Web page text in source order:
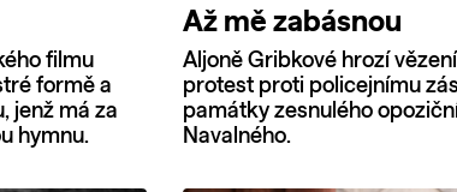
filmu
formě a
jenž má za
hymnu.
Až mě zabásnou
Aljoně Gribkové hrozí
protest proti policejnímu
památky zesnulého
Navalného.